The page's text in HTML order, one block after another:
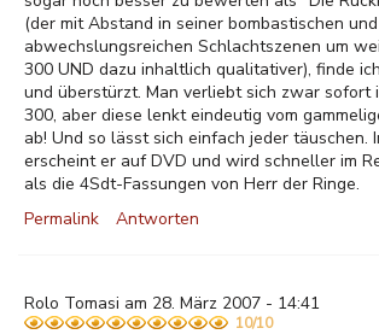
(der mit Abstand in seiner bombastischen und
abwechslungsreichen Schlachtszenen um
300 UND dazu inhaltlich qualitativer), finde
und überstürzt. Man verliebt sich zwar sofort
300, aber diese lenkt eindeutig vom
ab! Und so lässt sich einfach jeder täuschen.
erscheint er auf DVD und wird schneller im
als die 4Sdt-Fassungen von Herr der Ringe.
Permalink
Antworten
Rolo Tomasi am 28. März 2007 - 14:41
10/10